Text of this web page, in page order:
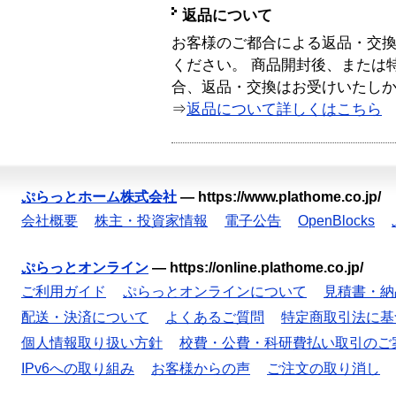
返品について
お客様のご都合による返品・交
ください。 商品開封後、または
合、返品・交換はお受けいたし
⇒返品について詳しくはこちら
ぷらっとホーム株式会社 — https://www.plathome.co.jp/
会社概要
株主・投資家情報 電子公告 OpenBlocks
ぷらっとオンライン — https://online.plathome.co.jp/
ご利用ガイド
ぷらっとオンラインについて
見積書・
配送・決済について
よくあるご質問
特定商取引法に
個人情報取り扱い方針
校費・公費・科研費払い取引のご
IPv6への取り組み
お客様からの声 ご注文の取り消し